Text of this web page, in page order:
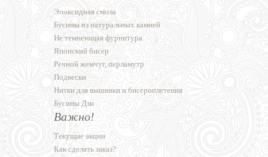
Эпоксидная смола
Бусины из натуральных камней
Не темнеющая фурнитура
Японский бисер
Речной жемчуг, перламутр
Подвески
Нитки для вышивки и бисероплетения
Бусины Дзи
Важно!
Текущие акции
Как сделать заказ?